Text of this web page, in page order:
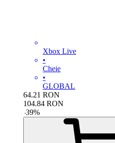
Xbox Live
•
Cheie
•
GLOBAL
64.21 RON
104.84 RON
-39%